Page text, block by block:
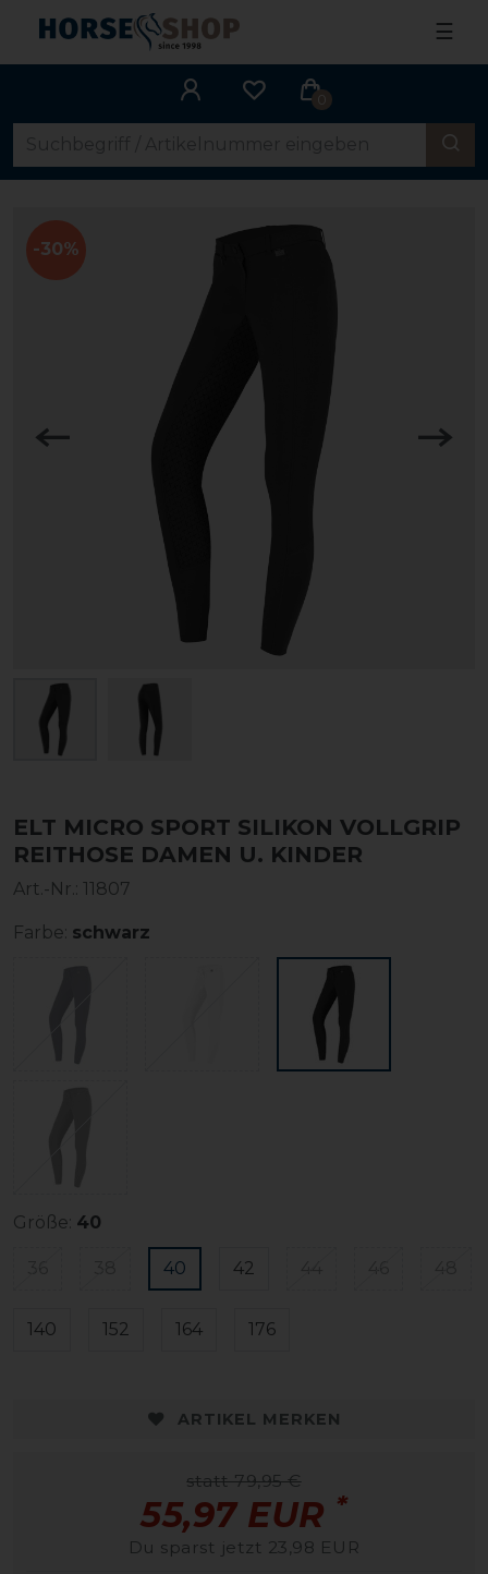
☰
0
-30%
ELT MICRO SPORT SILIKON VOLLGRIP
REITHOSE DAMEN U. KINDER
Art.-Nr.: 11807
Farbe: schwarz
Größe: 40
40 42
140 152 164 176
ARTIKEL MERKEN
statt 79,95 €
55,97 EUR *
Du sparst jetzt 23,98 EUR